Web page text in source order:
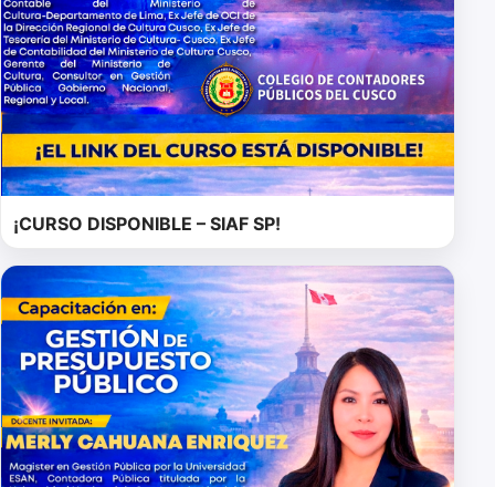
¡CURSO DISPONIBLE – SIAF SP!